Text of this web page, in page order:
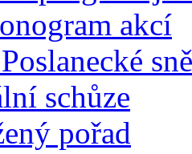
akcí
schůze
pořad